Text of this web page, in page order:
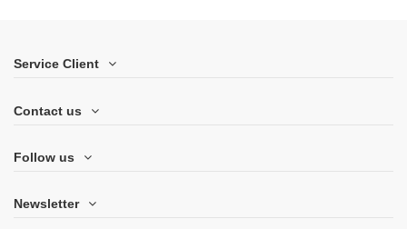
Service Client
Contact us
Follow us
Newsletter